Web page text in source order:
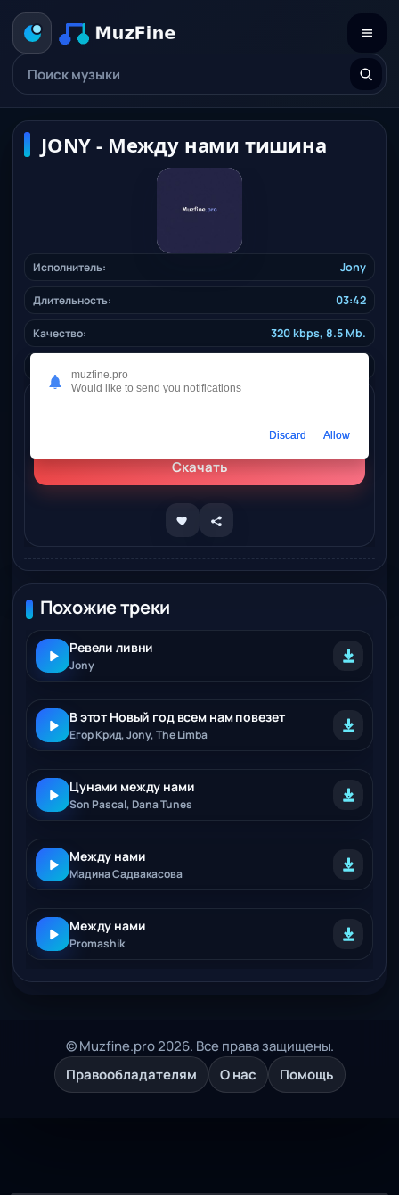
JONY - Между нами тишина
Исполнитель: Jony
Длительность: 03:42
Качество: 320 kbps, 8.5 Mb.
Скачать
Похожие треки
Ревели ливни
Jony
В этот Новый год всем нам повезет
Егор Крид, Jony, The Limba
Цунами между нами
Son Pascal, Dana Tunes
Между нами
Мадина Садвакасова
Между нами
Promashik
© Muzfine.pro 2026. Все права защищены.
Правообладателям
О нас Помощь
muzfine.pro
Would like to send you notifications
Discard Allow